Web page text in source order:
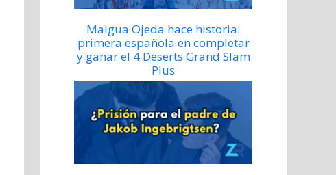
Maigua Ojeda hace historia:
primera española en completar
y ganar el 4 Deserts Grand Slam
Plus